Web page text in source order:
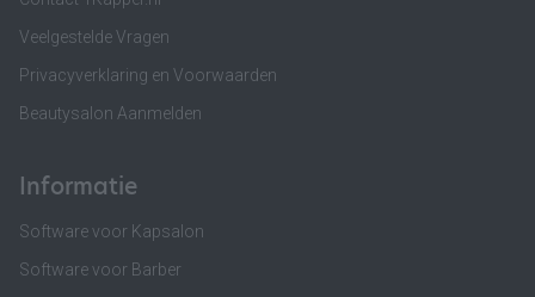
Veelgestelde Vragen
Privacyverklaring en Voorwaarden
Beautysalon Aanmelden
Informatie
Software voor Kapsalon
Software voor Barber